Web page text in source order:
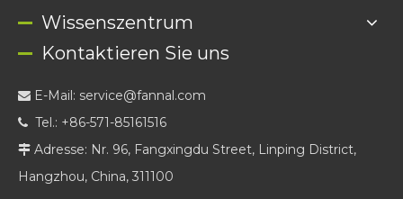
Wissenszentrum
Kontaktieren Sie uns
 E-Mail: service@fannal.com
 Tel.: +86-571-85161516
 Adresse: Nr. 96, Fangxingdu Street, Linping District,
Hangzhou, China, 311100